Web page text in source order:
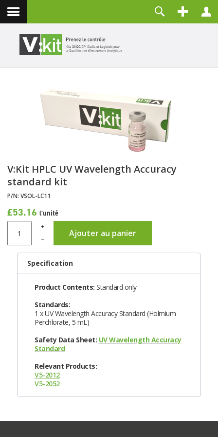
Contact
Mot de passe
Mot de passe perdu ?
Identifiant perdu ?
Créer un compte
V:Kit HPLC UV Wavelength Accuracy
standard kit
P/N: VSOL-LC11
£53.16 l'unité
+
Ajouter au panier
–
Specification
Product Contents: Standard only
Standards:
1 x UV Wavelength Accuracy Standard (Holmium
Perchlorate, 5 mL)
Safety Data Sheet: UV Wavelength Accuracy
Standard
Relevant Products:
V5-2012
V5-2052